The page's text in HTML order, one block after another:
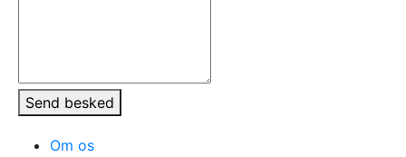
Send besked
Om os